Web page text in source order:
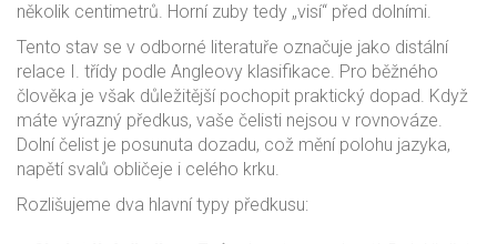
několik centimetrů. Horní zuby tedy „visí“ před dolními.
Tento stav se v odborné literatuře označuje jako distální
relace I. třídy podle Angleovy klasifikace. Pro běžného
člověka je však důležitější pochopit praktický dopad. Když
máte výrazný předkus, vaše čelisti nejsou v rovnováze.
Dolní čelist je posunuta dozadu, což mění polohu jazyka,
napětí svalů obličeje i celého krku.
Rozlišujeme dva hlavní typy předkusu: